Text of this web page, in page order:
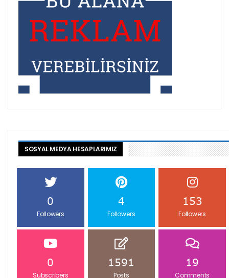
SOSYAL MEDYA HESAPLARIMIZ
0
Followers
4
Followers
153
Followers
0
Subscribers
1591
Posts
19
Comments